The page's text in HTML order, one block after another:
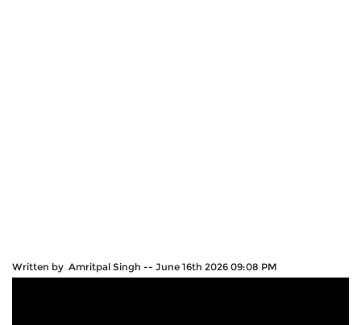
Written by Amritpal Singh -- June 16th 2026 09:08 PM